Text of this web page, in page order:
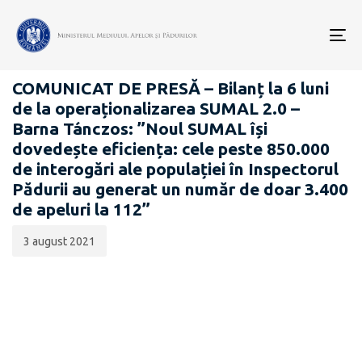
COMUNICATE DE PRESĂ
COMUNICAT DE PRESĂ – Bilanț la 6 luni
de la operaționalizarea SUMAL 2.0 –
Barna Tánczos: ”Noul SUMAL își
dovedește eficiența: cele peste 850.000
de interogări ale populației în Inspectorul
Pădurii au generat un număr de doar 3.400
de apeluri la 112”
publicării:
3 august 2021